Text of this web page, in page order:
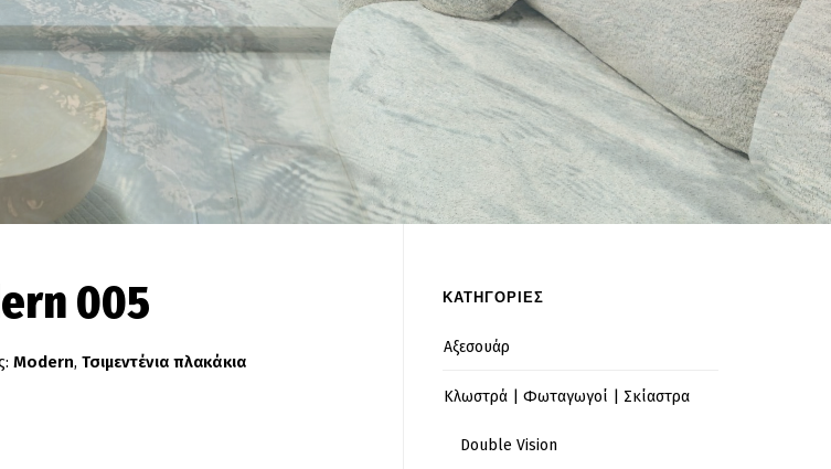
005
Modern, Τσιμεντένια πλακάκια
ΚΑΤΗΓΟΡΙΕΣ
Αξεσουάρ
Κλωστρά | Φωταγωγοί | Σκίαστρα
Double Vision